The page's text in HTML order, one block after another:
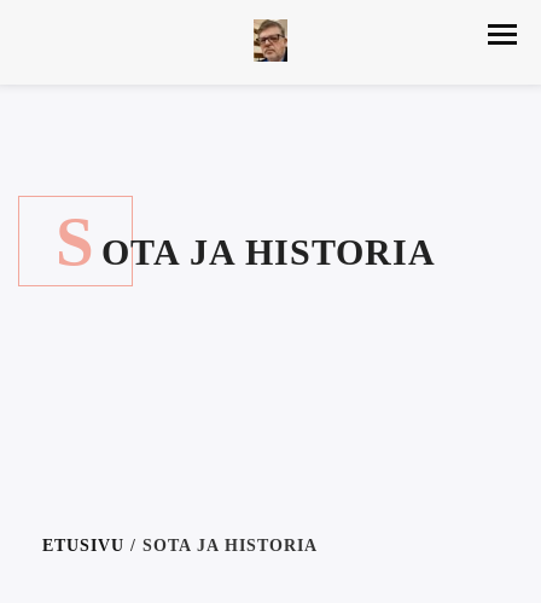
S OTA JA HISTORIA
ETUSIVU / SOTA JA HISTORIA